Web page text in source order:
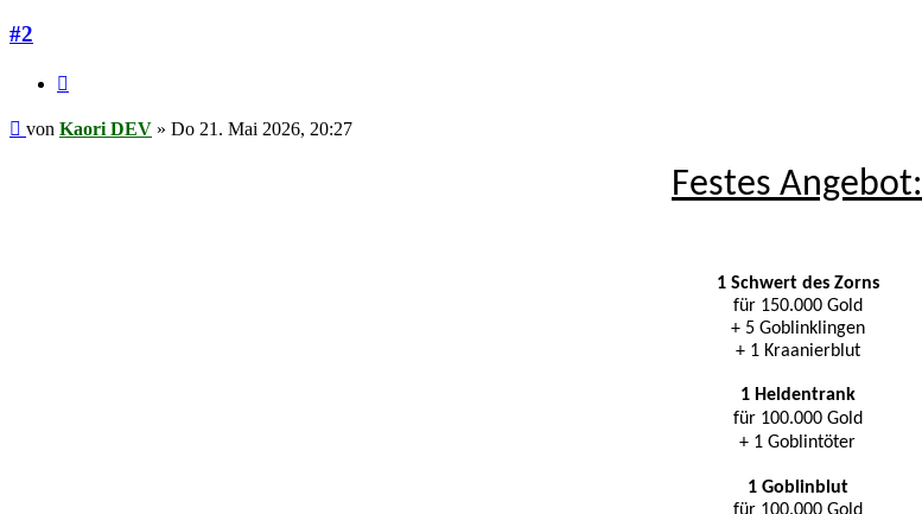
#2
Beitrag
von Kaori DEV » Do 21. Mai 2026, 20:27
Festes Angebot:
1 Schwert des Zorns
für 150.000 Gold
+ 5 Goblinklingen
+ 1 Kraanierblut
1 Heldentrank
für 100.000 Gold
+ 1 Goblintöter
1 Goblinblut
für 100.000 Gold